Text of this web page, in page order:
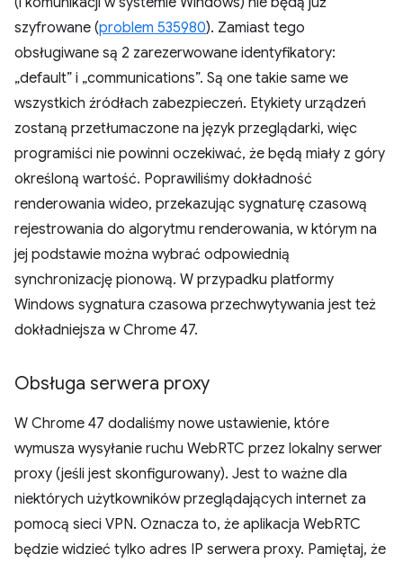
szyfrowane (problem 535980). Zamiast tego
obsługiwane są 2 zarezerwowane identyfikatory:
„default” i „communications”. Są one takie same we
wszystkich źródłach zabezpieczeń. Etykiety urządzeń
zostaną przetłumaczone na język przeglądarki, więc
programiści nie powinni oczekiwać, że będą miały z góry
określoną wartość. Poprawiliśmy dokładność
renderowania wideo, przekazując sygnaturę czasową
rejestrowania do algorytmu renderowania, w którym na
jej podstawie można wybrać odpowiednią
synchronizację pionową. W przypadku platformy
Windows sygnatura czasowa przechwytywania jest też
dokładniejsza w Chrome 47.
Obsługa serwera proxy
W Chrome 47 dodaliśmy nowe ustawienie, które
wymusza wysyłanie ruchu WebRTC przez lokalny serwer
proxy (jeśli jest skonfigurowany). Jest to ważne dla
niektórych użytkowników przeglądających internet za
pomocą sieci VPN. Oznacza to, że aplikacja WebRTC
będzie widzieć tylko adres IP serwera proxy. Pamiętaj, że